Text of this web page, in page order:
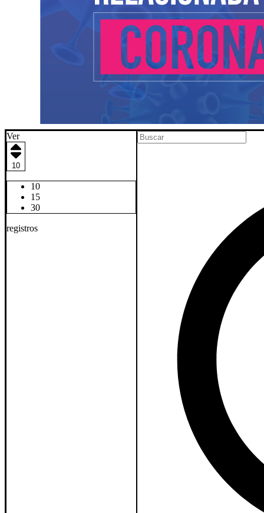
Ver
10
10
15
30
registros